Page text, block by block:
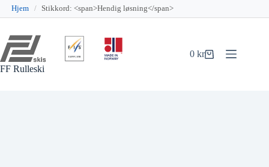
Hjem / Stikkord: <span>Hendig løsning</span>
innholdet
FF Rulleski
Handlekurv
0kr